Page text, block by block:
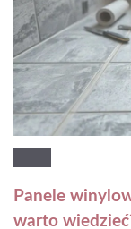
Panele
warto